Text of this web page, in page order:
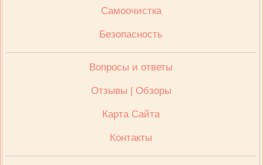
Cамоочистка
Безопасность
Вопросы и ответы
Отзывы | Обзоры
Карта Сайта
Контакты